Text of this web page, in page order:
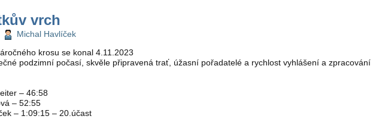
vrch
Michal Havlíček
krosu se konal 4.11.2023
podzimní počasí, skvěle připravená trať, úžasní pořadatelé a rychlost vyhlášení a zpracování
– 46:58
– 52:55
– 1:09:15 – 20.účast